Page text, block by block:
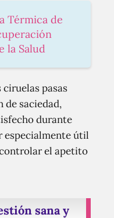
Térmica de
la Salud
pasas
de saciedad,
durante
especialmente útil
el apetito
sana y